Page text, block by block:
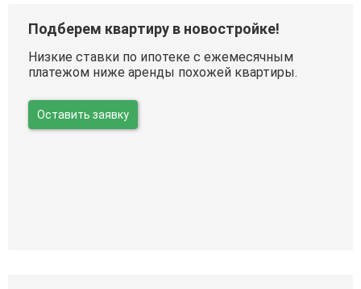
Подберем квартиру в новостройке!
Низкие ставки по ипотеке с ежемесячным
платежом ниже аренды похожей квартиры.
Оставить заявку